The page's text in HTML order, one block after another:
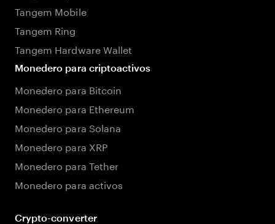
Tangem Mobile
Tangem Ring
Tangem Hardware Wallet
Monedero para criptoactivos
Monedero para Bitcoin
Monedero para Ethereum
Monedero para Solana
Monedero para XRP
Monedero para Tether
Monedero para activos
Crypto-converter